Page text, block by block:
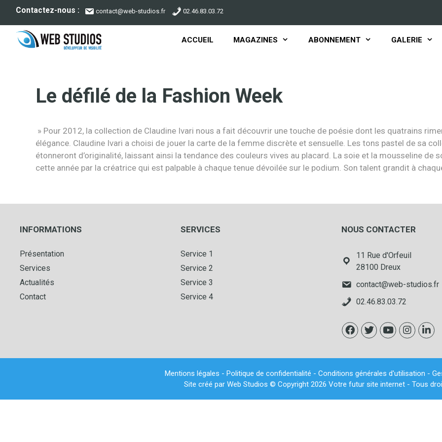
contenu
Contactez-nous : contact@web-studios.fr 02.46.83.03.72
ACCUEIL MAGAZINES ABONNEMENT GALERIE
Le défilé de la Fashion Week
» Pour 2012, la collection de Claudine Ivari nous a fait découvrir une touche de poésie dont les quatrains
élégance. Claudine Ivari a choisi de jouer la carte de la femme discrète et sensuelle. Les tons pastel de sa
étonneront d’originalité, laissant ainsi la tendance des couleurs vives au placard. La soie et la mousseline
cette année par la créatrice qui est palpable à chaque tenue dévoilée sur le podium. Son talent grandit à
INFORMATIONS
Présentation
Services
Actualités
Contact
SERVICES
Service 1
Service 2
Service 3
Service 4
NOUS CONTACTER
11 Rue d'Orfeuil
28100 Dreux
contact@web-studios.fr
02.46.83.03.72
Mentions légales - Politique de confidentialité - Conditions générales d'utilisation -
Site créé par Web Studios © Copyright 2026 Votre futur site internet - Tous